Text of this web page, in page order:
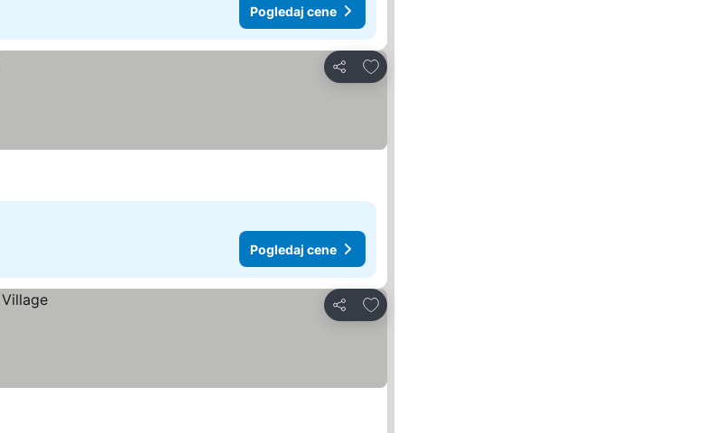
Pogledaj cene
Deli
Dodati u favorite
Pogledaj cene
Deli
Dodati u favorite